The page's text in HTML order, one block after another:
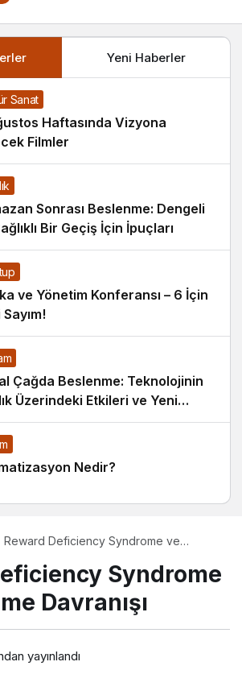
Yeni Haberler
Sanat
Haftasında Vizyona
Filmler
Sonrası Beslenme: Dengeli
Bir Geçiş İçin İpuçları
ve Yönetim Konferansı – 6 İçin
Çağda Beslenme: Teknolojinin
Üzerindeki Etkileri ve Yeni
Nedir?
Reward Deficiency Syndrome ve
Syndrome
Davranışı
yayınlandı